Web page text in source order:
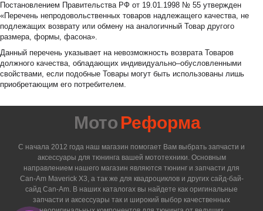
Постановлением Правительства РФ от 19.01.1998 № 55 утвержден
«Перечень непродовольственных товаров надлежащего качества, не
подлежащих возврату или обмену на аналогичный Товар другого
размера, формы, фасона».
Данный перечень указывает на невозможность возврата Товаров
должного качества, обладающих индивидуально–обусловленными
свойствами, если подобные Товары могут быть использованы лишь
приобретающим его потребителем.
Мото Реформа
С начала 2012 года наш магазин помогает Вам выбрать запчасти и
аксессуары для тюнинга вашей мототехники. Основным
направлением нашего магазин являются тюнинг и запчасти для
Can-Am Maverick X3, а так же для квадроциклов и других сайд-бай-
сайд Can-Am. В наших каталогах вы найдете как оригинальные
запчасти и аксессуары так и широкий выбор качественных